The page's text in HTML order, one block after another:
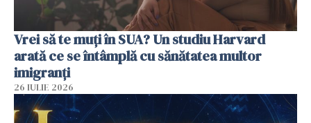
Vrei să te muți în SUA? Un studiu Harvard
arată ce se întâmplă cu sănătatea multor
imigranți
26 IULIE 2026